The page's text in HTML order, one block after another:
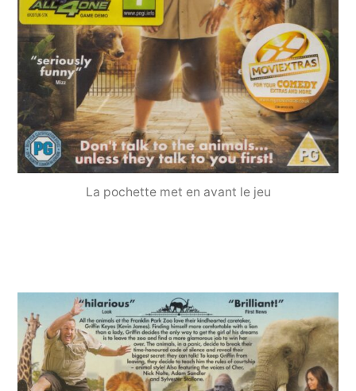
La pochette met en avant le jeu